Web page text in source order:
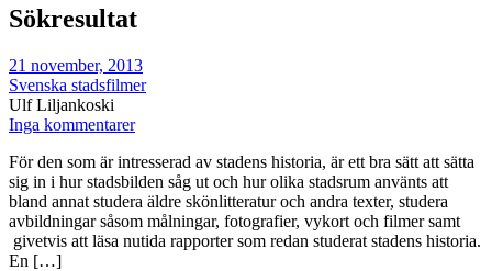
Sökresultat
21 november, 2013
Svenska stadsfilmer
Ulf Liljankoski
Inga kommentarer
För den som är intresserad av stadens historia, är ett bra sätt att sätta
sig in i hur stadsbilden såg ut och hur olika stadsrum använts att
bland annat studera äldre skönlitteratur och andra texter, studera
avbildningar såsom målningar, fotografier, vykort och filmer samt
givetvis att läsa nutida rapporter som redan studerat stadens historia.
En […]